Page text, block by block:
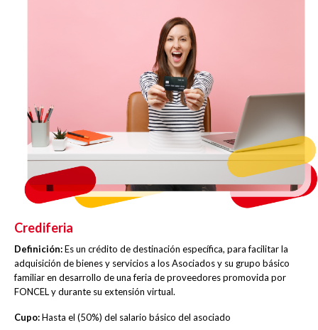
Crediferia
Definición:Es un crédito de destinación específica, para facilitar la
adquisición de bienes y servicios a los Asociados y su grupo básico
familiar en desarrollo de una feria de proveedores promovida por
FONCEL y durante su extensión virtual.
Cupo:Hasta el (50%) del salario básico del asociado